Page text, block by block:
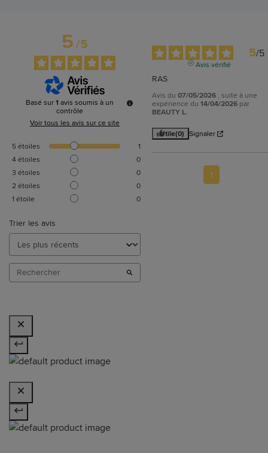
5/5
Basé sur1 avis soumis à un
contrôle
Voir tous les avis sur ce site
5étoiles
1
4étoiles
0
3 étoiles
0
2 étoiles
0
1 étoile 0
Trier les avis
5/5
Avis vérifié
RAS
Avis du07/05/2026 , suite à une
expérience du14/04/2026 par
BEAUTY L.
Utile(0) Signaler
1